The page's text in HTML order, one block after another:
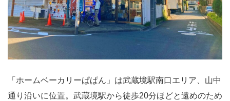
「ホームベーカリーぱぱん」は武蔵境駅南口エリア、山中
通り沿いに位置。武蔵境駅から徒歩20分ほどと遠めのため